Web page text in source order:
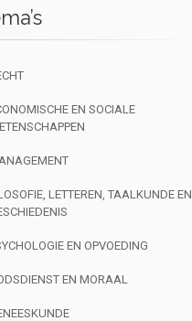
EN SOCIALE
LETTEREN, TAALKUNDE EN
EN OPVOEDING
EN MORAAL